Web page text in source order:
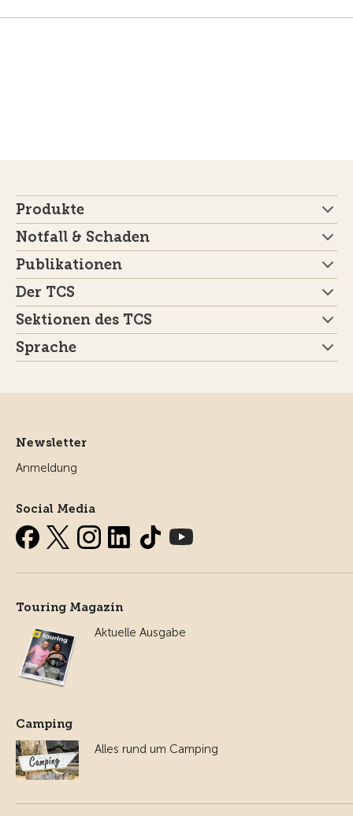
Produkte
Notfall & Schaden
Publikationen
Der TCS
Sektionen des TCS
Sprache
Newsletter
Anmeldung
Social Media
Touring Magazin
Aktuelle Ausgabe
Camping
Alles rund um Camping